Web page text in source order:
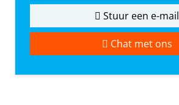
Stuur een e-mail
Chat met ons